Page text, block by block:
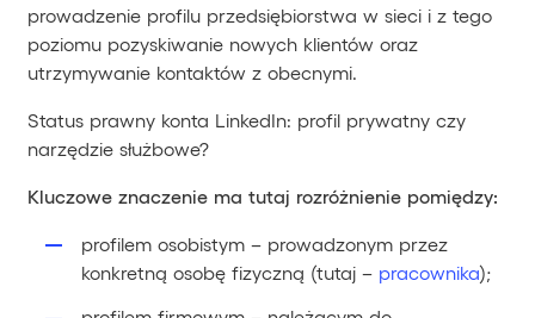
prowadzenie profilu przedsiębiorstwa w sieci i z tego
poziomu pozyskiwanie nowych klientów oraz
utrzymywanie kontaktów z obecnymi.
Status prawny konta LinkedIn: profil prywatny czy
narzędzie służbowe?
Kluczowe znaczenie ma tutaj rozróżnienie pomiędzy:
profilem osobistym – prowadzonym przez
konkretną osobę fizyczną (tutaj – pracownika);